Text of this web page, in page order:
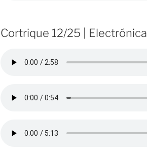
Cortrique 12/25 | Electrónica